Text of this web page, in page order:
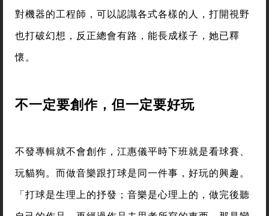
對機器的工程師，可以認識各式各樣的人，打開視野
也打破幻想，反正總會有路，能長成樣子，她已釋
懷。
不一定要創作，但一定要好玩
不發專輯就不會創作，江惠儀平時下班就是看球賽、
玩貓狗。而做音樂跟打球是同一件事，好玩的興趣。
「打球是生理上的抒發；音樂是心理上的，做完後聽